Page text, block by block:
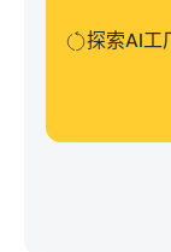
探索AI工